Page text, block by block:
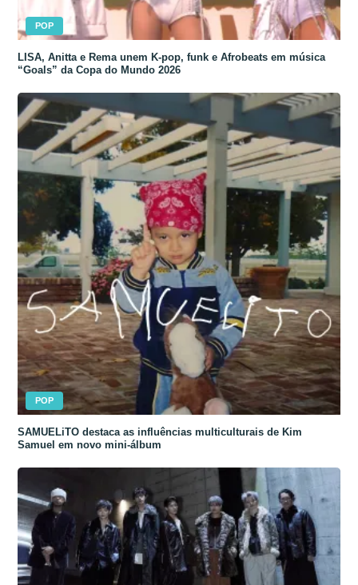
POP
LISA, Anitta e Rema unem K-pop, funk e Afrobeats em música
“Goals” da Copa do Mundo 2026
POP
SAMUELiTO destaca as influências multiculturais de Kim
Samuel em novo mini-álbum